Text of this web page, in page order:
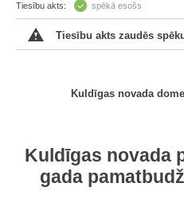
Tiesību akts: spēkā esošs
Tiesību akts zaudēs
Kuldīgas novada
Kuldīgas novada
gada